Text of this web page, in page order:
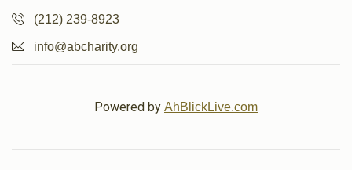
$1,800.00
(212) 239-8923
info@abcharity.org
Powered by AhBlickLive.com